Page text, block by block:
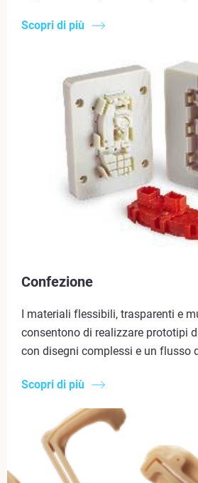
Scopri di più
Confezione
I materiali flessibili, trasparenti e
consentono di realizzare prototipi
con disegni complessi e un flusso
Scopri di più